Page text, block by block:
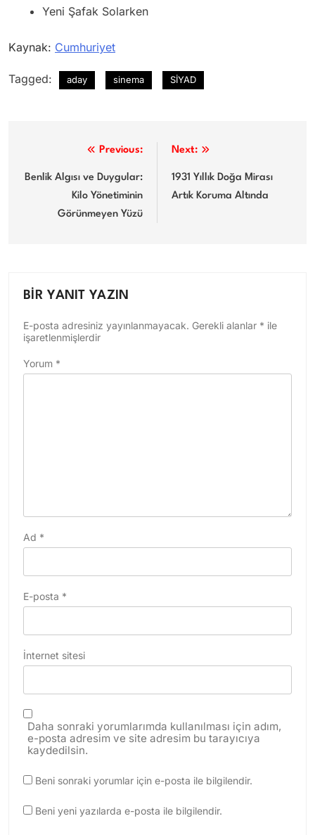
Yeni Şafak Solarken
Kaynak: Cumhuriyet
Tagged: aday sinema SİYAD
gezinmesi
Previous:
Benlik Algısı ve Duygular:
Kilo Yönetiminin
Görünmeyen Yüzü
Next:
1931 Yıllık Doğa Mirası
Artık Koruma Altında
BIR YANIT YAZIN
E-posta adresiniz yayınlanmayacak. Gerekli alanlar * ile
işaretlenmişlerdir
Yorum *
Ad *
E-posta *
İnternet sitesi
Daha sonraki yorumlarımda kullanılması için adım,
e-posta adresim ve site adresim bu tarayıcıya
kaydedilsin.
Beni sonraki yorumlar için e-posta ile bilgilendir.
Beni yeni yazılarda e-posta ile bilgilendir.